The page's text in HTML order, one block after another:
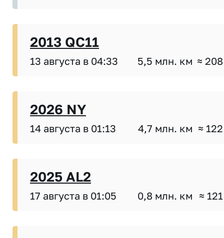
2013 QC11
13 августа в 04:33 5,5 млн. км ≈
2026 NY
14 августа в 01:13 4,7 млн. км ≈
2025 AL2
17 августа в 01:05 0,8 млн. км ≈